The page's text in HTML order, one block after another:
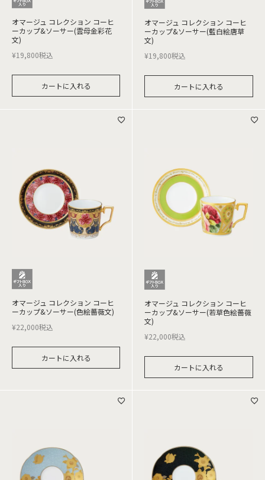
オマージュ コレクション コーヒ
ーカップ&ソーサー(雲母金彩花
文)
¥19,800税込
カートに入れる
オマージュ コレクション コーヒ
ーカップ&ソーサー(藍白絵唐草
文)
¥19,800税込
カートに入れる
オマージュ コレクション コーヒ
ーカップ&ソーサー(色絵薔薇文)
¥22,000税込
カートに入れる
オマージュ コレクション コーヒ
ーカップ&ソーサー(若草色絵薔薇
文)
¥22,000税込
カートに入れる